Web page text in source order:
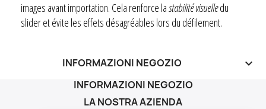
images avant importation. Cela renforce lastabilité visuelledu
slider et évite les effets désagréables lors du défilement.
INFORMAZIONI NEGOZIO keyboard_arrow_down
INFORMAZIONI NEGOZIO
LA NOSTRA AZIENDA